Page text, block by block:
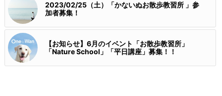
2023/02/25（土）「かないぬお散歩教習所 」参
加者募集！
【お知らせ】6月のイベント「お散歩教習所」
「Nature School」「平日講座」募集！！